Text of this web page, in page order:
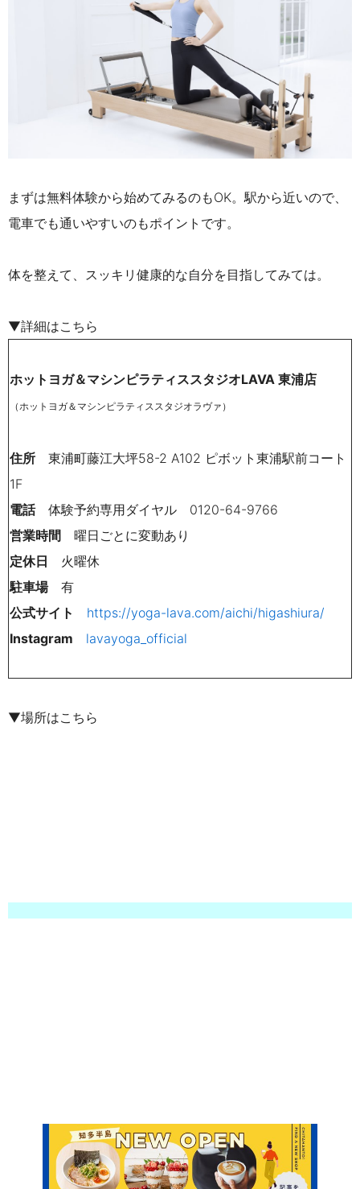
まずは無料体験から始めてみるのもOK。駅から近いので、
電車でも通いやすいのもポイントです。
体を整えて、スッキリ健康的な自分を目指してみては。
▼詳細はこちら
ホットヨガ＆マシンピラティススタジオLAVA 東浦店
（ホットヨガ＆マシンピラティススタジオラヴァ）
住所 東浦町藤江大坪58-2 A102 ピボット東浦駅前コート
1F
電話体験予約専用ダイヤル 0120-64-9766
営業時間 曜日ごとに変動あり
定休日 火曜休
駐車場有
公式サイト
https://yoga-lava.com/aichi/higashiura/
Instagram
lavayoga_official
▼場所はこちら